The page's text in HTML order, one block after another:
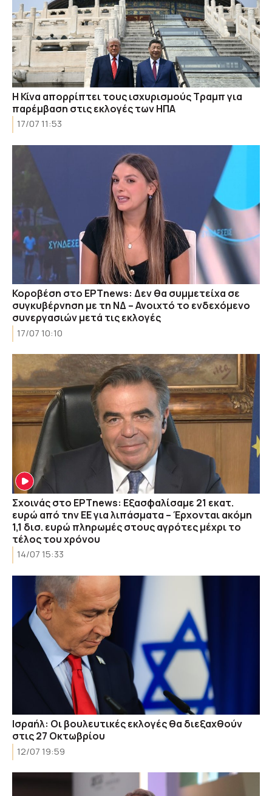
Η Κίνα απορρίπτει τους ισχυρισμούς Τραμπ για
παρέμβαση στις εκλογές των ΗΠΑ
17/07 11:53
Κοροβέση στο ΕΡΤnews: Δεν θα συμμετείχα σε
συγκυβέρνηση με τη ΝΔ – Ανοιχτό το ενδεχόμενο
συνεργασιών μετά τις εκλογές
17/07 10:10
Σχοινάς στο ΕΡΤnews: Εξασφαλίσαμε 21 εκατ.
ευρώ από την ΕΕ για λιπάσματα – Έρχονται ακόμη
1,1 δισ. ευρώ πληρωμές στους αγρότες μέχρι το
τέλος του χρόνου
14/07 15:33
Ισραήλ: Οι βουλευτικές εκλογές θα διεξαχθούν
στις 27 Οκτωβρίου
12/07 19:59